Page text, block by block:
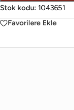
Stok kodu: 1043651
Favorilere Ekle